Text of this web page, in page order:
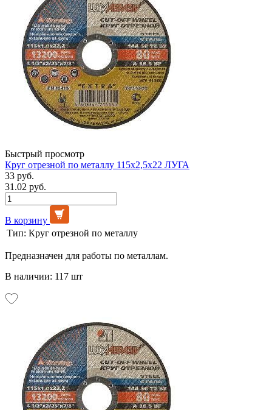
Быстрый просмотр
Круг отрезной по металлу 115х2,5х22 ЛУГА
33 руб.
31.02 руб.
В корзину
Тип: Круг отрезной по металлу
Предназначен для работы по металлам.
В наличии: 117 шт